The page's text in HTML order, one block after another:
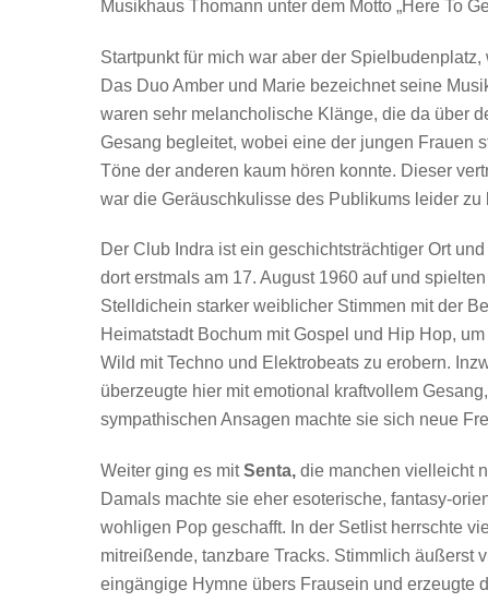
Musikhaus Thomann unter dem Motto „Here To
Startpunkt für mich war aber der
Das Duo Amber und Marie bezeichnet seine
waren sehr melancholische Klänge, die da über
Gesang begleitet, wobei eine der jungen Frauen
Töne der anderen kaum hören konnte. Dieser
war die Geräuschkulisse des Publikums leider zu
Der Club Indra ist ein geschichtsträchtiger Ort
dort erstmals am 17. August 1960 auf und
Stelldichein starker weiblicher Stimmen mit der
Heimatstadt Bochum mit Gospel und Hip Hop,
Wild mit Techno und Elektrobeats zu erobern.
überzeugte hier mit emotional kraftvollem
sympathischen Ansagen machte sie sich neue
Weiter ging es mitSenta, die manchen vielleicht
Damals machte sie eher esoterische, fantasy-
wohligen Pop geschafft. In der Setlist herrschte
mitreißende, tanzbare Tracks. Stimmlich äußerst
eingängige Hymne übers Frausein und erzeugte